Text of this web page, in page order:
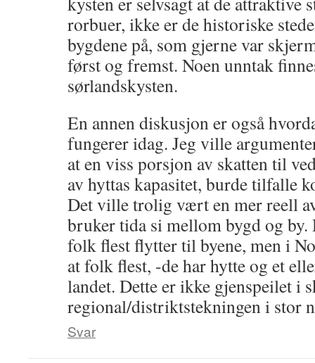
rorbuer, ikke er de historiske
bygdene på, som gjerne var
først og fremst. Noen unntak
sørlandskysten.
En annen diskusjon er også
fungerer idag. Jeg ville
at en viss porsjon av skatten til
av hyttas kapasitet, burde tilfalle
Det ville trolig vært en mer reell
bruker tida si mellom bygd og by.
folk flest flytter til byene, men i
at folk flest, -de har hytte og et
landet. Dette er ikke gjenspeilet i
regional/distriktstekningen i stor
Svar